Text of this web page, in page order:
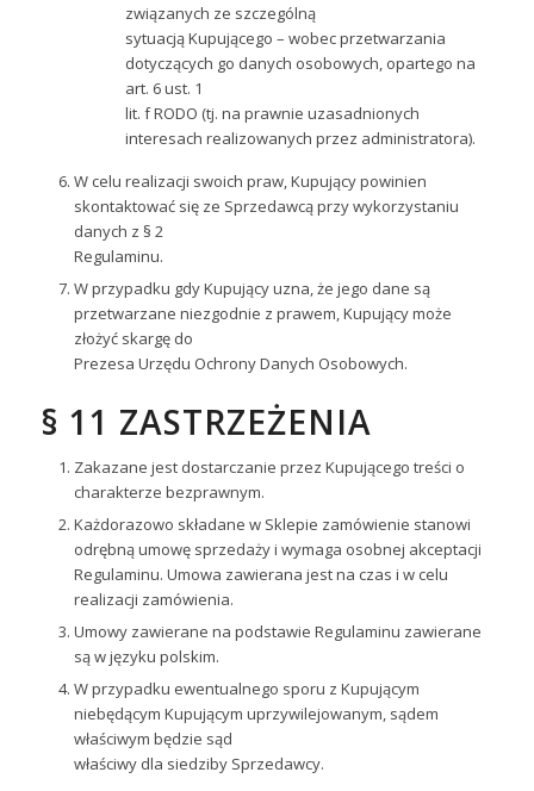
związanych ze szczególną
sytuacją Kupującego – wobec przetwarzania
dotyczących go danych osobowych, opartego na
art. 6 ust. 1
lit. f RODO (tj. na prawnie uzasadnionych
interesach realizowanych przez administratora).
W celu realizacji swoich praw, Kupujący powinien
skontaktować się ze Sprzedawcą przy wykorzystaniu
danych z § 2
Regulaminu.
W przypadku gdy Kupujący uzna, że jego dane są
przetwarzane niezgodnie z prawem, Kupujący może
złożyć skargę do
Prezesa Urzędu Ochrony Danych Osobowych.
§ 11 ZASTRZEŻENIA
Zakazane jest dostarczanie przez Kupującego treści o
charakterze bezprawnym.
Każdorazowo składane w Sklepie zamówienie stanowi
odrębną umowę sprzedaży i wymaga osobnej akceptacji
Regulaminu. Umowa zawierana jest na czas i w celu
realizacji zamówienia.
Umowy zawierane na podstawie Regulaminu zawierane
są w języku polskim.
W przypadku ewentualnego sporu z Kupującym
niebędącym Kupującym uprzywilejowanym, sądem
właściwym będzie sąd
właściwy dla siedziby Sprzedawcy.